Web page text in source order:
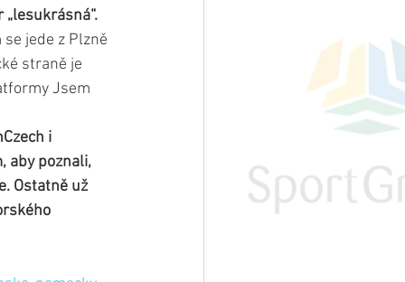
jede z Plzně
straně je
Jsem
i
aby poznali,
Ostatně už